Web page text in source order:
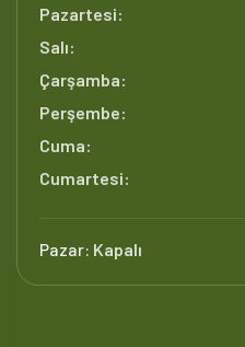
Pazartesi:
Salı:
Çarşamba:
Perşembe:
Cuma:
Cumartesi:
Pazar: Kapalı